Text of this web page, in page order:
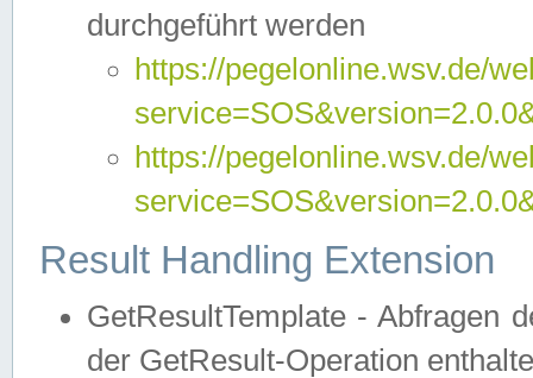
durchgeführt werden
https://pegelonline.wsv.de/
https://pegelonline.wsv.de/
Result Handling Extension
GetResultTemplate - Abfragen
der GetResult-Operation